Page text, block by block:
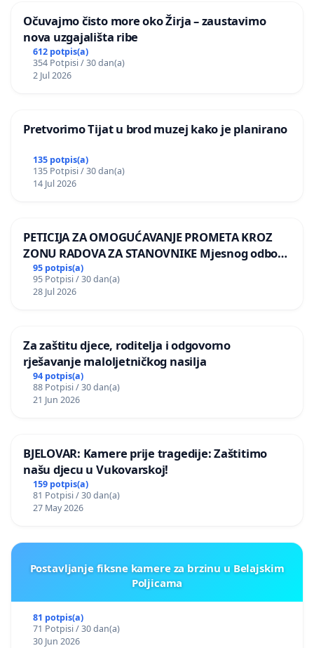
Očuvajmo čisto more oko Žirja – zaustavimo
nova uzgajališta ribe
612 potpis(a)
354 Potpisi / 30 dan(a)
2 Jul 2026
Pretvorimo Tijat u brod muzej kako je planirano
135 potpis(a)
135 Potpisi / 30 dan(a)
14 Jul 2026
PETICIJA ZA OMOGUĆAVANJE PROMETA KROZ
ZONU RADOVA ZA STANOVNIKE Mjesnog odbora
Kamensko i Lemić Brdo
95 potpis(a)
95 Potpisi / 30 dan(a)
28 Jul 2026
Za zaštitu djece, roditelja i odgovorno
rješavanje maloljetničkog nasilja
94 potpis(a)
88 Potpisi / 30 dan(a)
21 Jun 2026
BJELOVAR: Kamere prije tragedije: Zaštitimo
našu djecu u Vukovarskoj!
159 potpis(a)
81 Potpisi / 30 dan(a)
27 May 2026
Postavljanje fiksne kamere za brzinu u Belajskim
Poljicama
81 potpis(a)
71 Potpisi / 30 dan(a)
30 Jun 2026